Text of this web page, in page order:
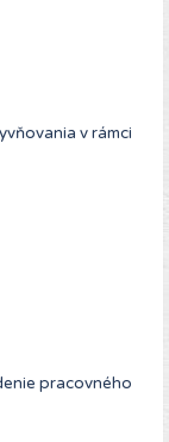
v rámci
pracovného